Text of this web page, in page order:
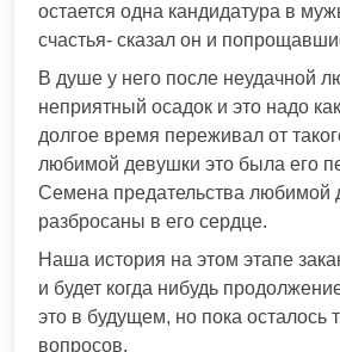
остается одна кандидатура в
счастья- сказал он и
В душе у него после неудачной
неприятный осадок и это надо
долгое время переживал от
любимой девушки это была его
Семена предательства любимой
разбросаны в его сердце.
Наша история на этом этапе
и будет когда нибудь
это в будущем, но пока осталось
вопросов.